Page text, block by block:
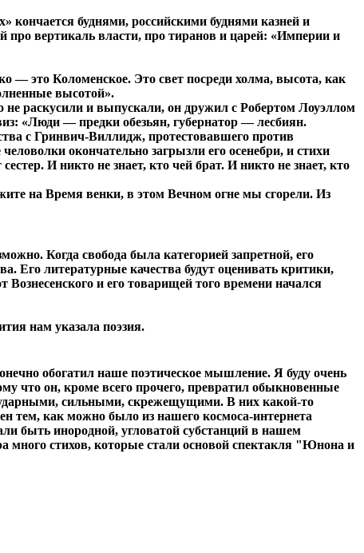
буднями, российскими буднями казней и
вертикаль власти, про тиранов и царей: «Империи и
— это Коломенское. Это свет посреди холма, высота, как
высотой».
не раскусили и выпускали, он дружил с Робертом Лоуэллом
«Люди — предки обезьян, губернатор — лесбиян.
с Гринвич-Виллидж, протестовавшего против
окончательно загрызли его осенебри, и стихи
И никто не знает, кто чей брат. И никто не знает, кто
на Время венки, в этом Вечном огне мы сгорели. Из
Когда свобода была категорией запретной, его
Его литературные качества будут оценивать критики,
Вознесенского и его товарищей того времени начался
нам указала поэзия.
обогатил наше поэтическое мышление. Я буду очень
что он, кроме всего прочего, превратил обыкновенные
сильными, скрежещущими. В них какой-то
тем, как можно было из нашего космоса-интернета
быть инородной, угловатой субстанций в нашем
много стихов, которые стали основой спектакля "Юнона и